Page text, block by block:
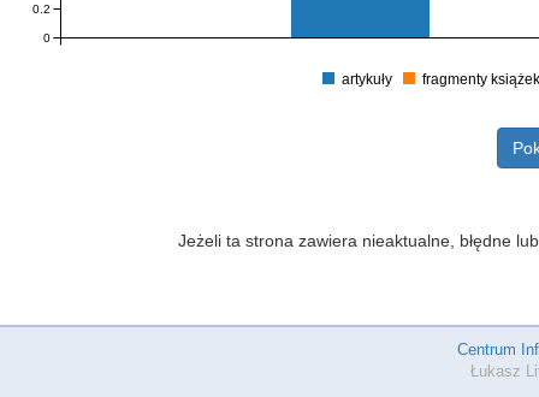
0
0.2
artykuły fragmenty
Jeżeli ta strona zawiera nieaktualne, błędne
Centrum
Łukasz